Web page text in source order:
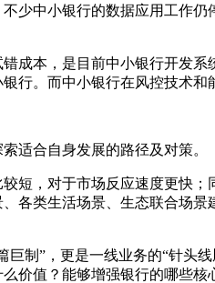
少中小银行的数据应用工作
成本，是目前中小银行开发
。而中小银行在风控技术和
适合自身发展的路径及对策。
短，对于市场反应速度更快
各类生活场景、生态联合场
制”，更是一线业务的“针头
价值？能够增强银行的哪些